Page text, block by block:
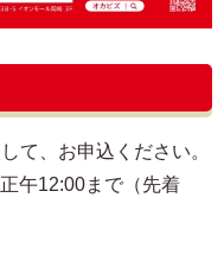
て、お申込ください。
午12:00まで（先着